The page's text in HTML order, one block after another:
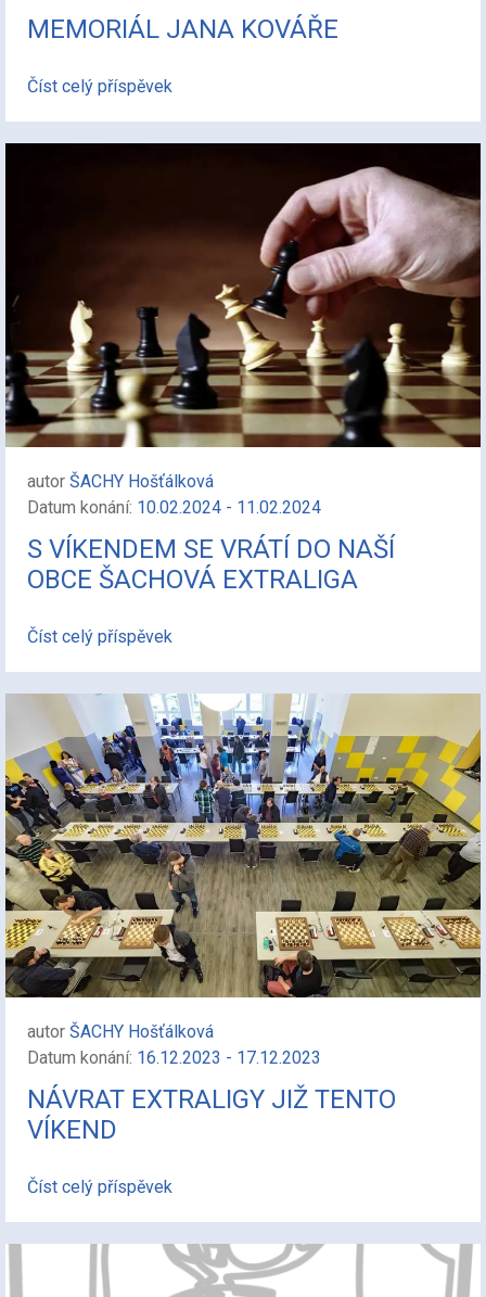
MEMORIÁL JANA KOVÁŘE
Číst celý příspěvek
autor ŠACHY Hošťálková
Datum konání: 10.02.2024 - 11.02.2024
S VÍKENDEM SE VRÁTÍ DO NAŠÍ
OBCE ŠACHOVÁ EXTRALIGA
Číst celý příspěvek
autor ŠACHY Hošťálková
Datum konání: 16.12.2023 - 17.12.2023
NÁVRAT EXTRALIGY JIŽ TENTO
VÍKEND
Číst celý příspěvek